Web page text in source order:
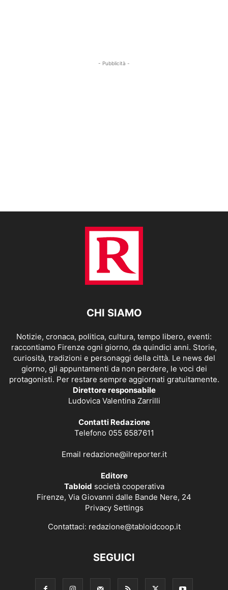
- Pubblicità -
CHI SIAMO
Notizie, cronaca, politica, cultura, tempo libero, eventi:
raccontiamo Firenze ogni giorno, da quindici anni. Storie,
curiosità, tradizioni e personaggi della città. Le news del
giorno, gli appuntamenti da non perdere, le voci dei
protagonisti. Per restare sempre aggiornati gratuitamente.
Direttore responsabile
Ludovica Valentina Zarrilli
Contatti Redazione
Telefono 055 6587611
Email redazione@ilreporter.it
Editore
Tabloid società cooperativa
Firenze, Via Giovanni dalle Bande Nere, 24
Privacy Settings
Contattaci: redazione@tabloidcoop.it
SEGUICI